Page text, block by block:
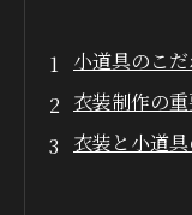
小道具のこ
衣装制作の
衣装と小道
素材選びに